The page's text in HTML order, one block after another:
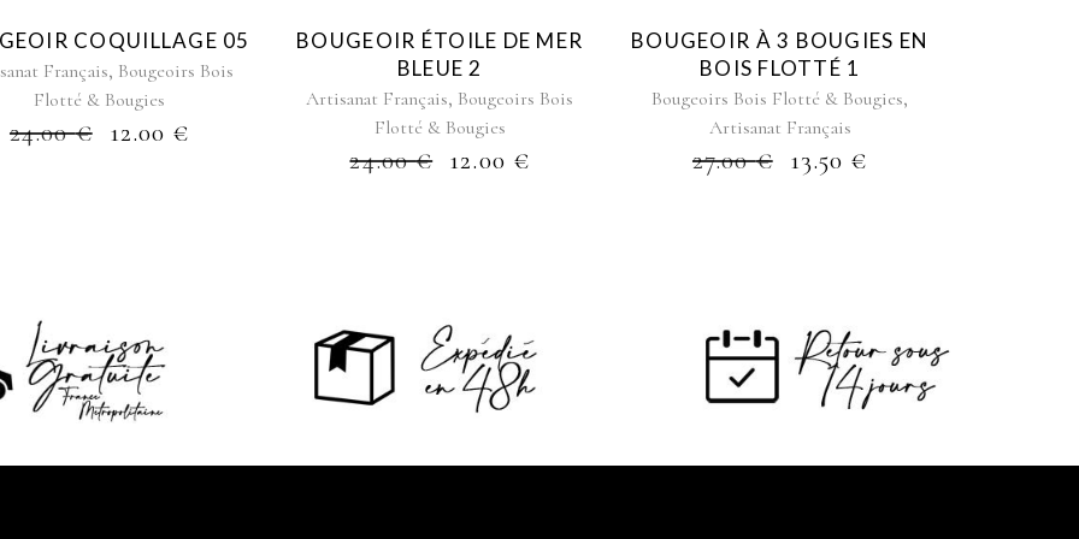
COQUILLAGE 05
Français, Bougeoirs Bois
Flotté & Bougies
24.00€ 12.00 €
BOUGEOIR ÉTOILE DE MER
BLEUE 2
Artisanat Français, Bougeoirs Bois
Flotté & Bougies
24.00€ 12.00 €
BOUGEOIR À 3 BOUGIES EN
BOIS FLOTTÉ 1
Bougeoirs Bois Flotté & Bougies,
Artisanat Français
27.00€ 13.50 €